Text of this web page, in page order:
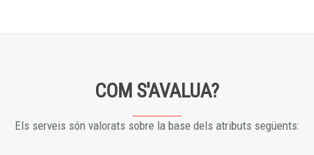
COM S'AVALUA?
Els serveis són valorats sobre la base dels atributs següents: